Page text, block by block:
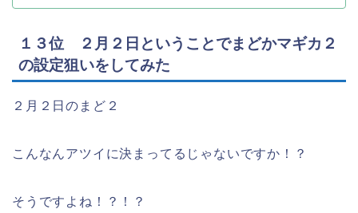
１３位 ２月２日ということでまどかマギカ２
の設定狙いをしてみた
２月２日のまど２
こんなんアツイに決まってるじゃないですか！？
そうですよね！？！？